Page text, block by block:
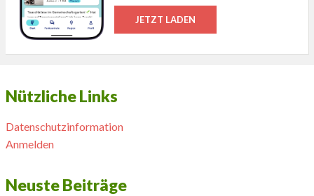
JETZT LADEN
Nützliche Links
Datenschutzinformation
Anmelden
Neuste Beiträge